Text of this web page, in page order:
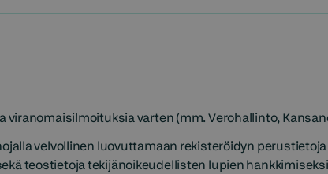
viranomaisilmoituksia varten (mm. Verohallinto,
velvollinen luovuttamaan rekisteröidyn perustietoja
teostietoja tekijänoikeudellisten lupien